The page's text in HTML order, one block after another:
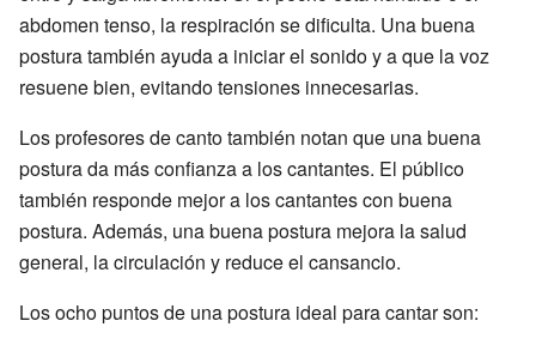
abdomen tenso, la respiración se dificulta. Una buena
postura también ayuda a iniciar el sonido y a que la voz
resuene bien, evitando tensiones innecesarias.
Los profesores de canto también notan que una buena
postura da más confianza a los cantantes. El público
también responde mejor a los cantantes con buena
postura. Además, una buena postura mejora la salud
general, la circulación y reduce el cansancio.
Los ocho puntos de una postura ideal para cantar son: